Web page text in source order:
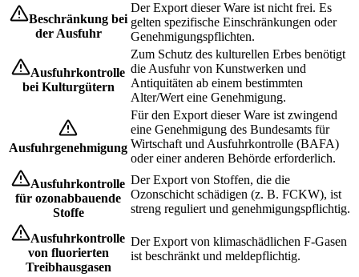
Beschränkung bei
der Ausfuhr
Der Export dieser Ware ist nicht frei. Es
gelten spezifische Einschränkungen oder
Genehmigungspflichten.
Ausfuhrkontrolle
bei Kulturgütern
Zum Schutz des kulturellen Erbes benötigt
die Ausfuhr von Kunstwerken und
Antiquitäten ab einem bestimmten
Alter/Wert eine Genehmigung.
Ausfuhrgenehmigung
Für den Export dieser Ware ist zwingend
eine Genehmigung des Bundesamts für
Wirtschaft und Ausfuhrkontrolle (BAFA)
oder einer anderen Behörde erforderlich.
Ausfuhrkontrolle
für ozonabbauende
Stoffe
Der Export von Stoffen, die die
Ozonschicht schädigen (z. B. FCKW), ist
streng reguliert und genehmigungspflichtig.
Ausfuhrkontrolle
von fluorierten
Treibhausgasen
Der Export von klimaschädlichen F-Gasen
ist beschränkt und meldepflichtig.